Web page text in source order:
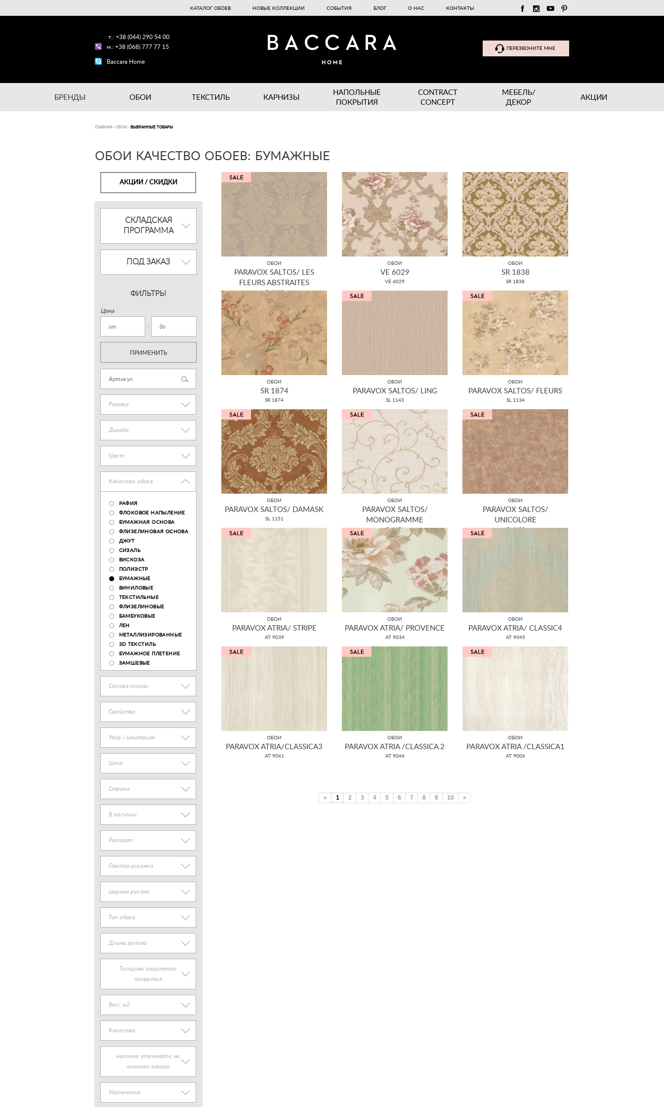
КАТАЛОГ ОБОЕВ НОВЫЕ КОЛЛЕКЦИИ СОБЫТИЯ БЛОГ О НАС КОНТАКТЫ
т.: +38 (044) 290 54 00
м.: +38 (068) 777 77 15
Baccara Home
ПЕРЕЗВОНИТЕ МНЕ
БРЕНДЫ ОБОИ ТЕКСТИЛЬ КАРНИЗЫ
НАПОЛЬНЫЕ
ПОКРЫТИЯ
CONTRACT
CONCEPT
МЕБЕЛЬ/
ДЕКОР
АКЦИИ
ГЛАВНАЯ - ОБОИ - ВЫБРАННЫЕ ТОВАРЫ
ОБОИ КАЧЕСТВО ОБОЕВ: БУМАЖНЫЕ
АКЦИИ / СКИДКИ
СКЛАДСКАЯ
ПРОГРАММА
ПОД ЗАКАЗ
ФИЛЬТРЫ
Цена
ПРИМЕНИТЬ
Размер
Дизайн
Цвет
Качество обоев
РАФИЯ
ФЛОКОВОЕ НАПЫЛЕНИЕ
БУМАЖНАЯ ОСНОВА
ФЛИЗЕЛИНОВАЯ ОСНОВА
ДЖУТ
СИЗАЛЬ
ВИСКОЗА
ПОЛИЭСТР
БУМАЖНЫЕ
ВИНИЛОВЫЕ
ТЕКСТИЛЬНЫЕ
ФЛИЗЕЛИНОВЫЕ
БАМБУКОВЫЕ
ЛЕН
МЕТАЛЛИЗИРОВАННЫЕ
3D ТЕКСТИЛЬ
БУМАЖНОЕ ПЛЕТЕНИЕ
ЗАМШЕВЫЕ
Состав ткани
Свойства
Узор / имитация
Цена
Страна
В наличии
Раппорт
Повтор рисунка
ширина рулона
Тип обоев
Длина рулона
Толщина защитного
покрытия
Вес/ м2
Качество
наличие уточняйте на
момент заказа
Назначение
ОБОИ
PARAVOX SALTOS/ LES
FLEURS ABSTRAITES
SL 1163
ОБОИ
VE 6029
VE 6029
ОБОИ
SR 1838
SR 1838
ОБОИ
SR 1874
SR 1874
ОБОИ
PARAVOX SALTOS/ LING
SL 1143
ОБОИ
PARAVOX SALTOS/ FLEURS
SL 1134
ОБОИ
PARAVOX SALTOS/ DAMASK
SL 1151
ОБОИ
PARAVOX SALTOS/
MONOGRAMME
SL 1154
ОБОИ
PARAVOX SALTOS/
UNICOLORE
SL 1102
ОБОИ
PARAVOX ATRIA/ STRIPE
AT 9039
ОБОИ
PARAVOX ATRIA/ PROVENCE
AT 9034
ОБОИ
PARAVOX ATRIA/ CLASSIC4
AT 9045
ОБОИ
PARAVOX ATRIA/CLASSICA3
AT 9041
ОБОИ
PARAVOX ATRIA /CLASSICA 2
AT 9046
ОБОИ
PARAVOX ATRIA /CLASSICA1
AT 9006
« 1 2 3 4 5 6 7 8 9 10 »